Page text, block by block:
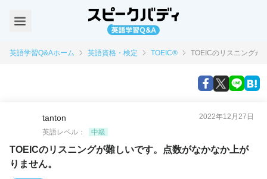
英語学習Q&Aホーム 英語資格・検定 TOEIC® TOEICのリスニングが
tanton
2022年12月27日
英語レベル：
中級
TOEICのリスニングが難しいです。点数がなかなか上が
りません。